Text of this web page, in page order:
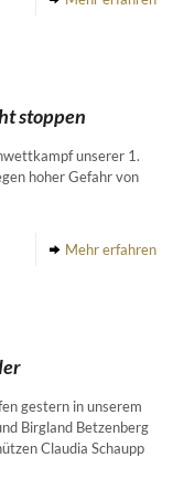
stoppen
unserer 1.
hoher Gefahr von
Mehr erfahren
gestern in unserem
Birgland Betzenberg
Claudia Schaupp